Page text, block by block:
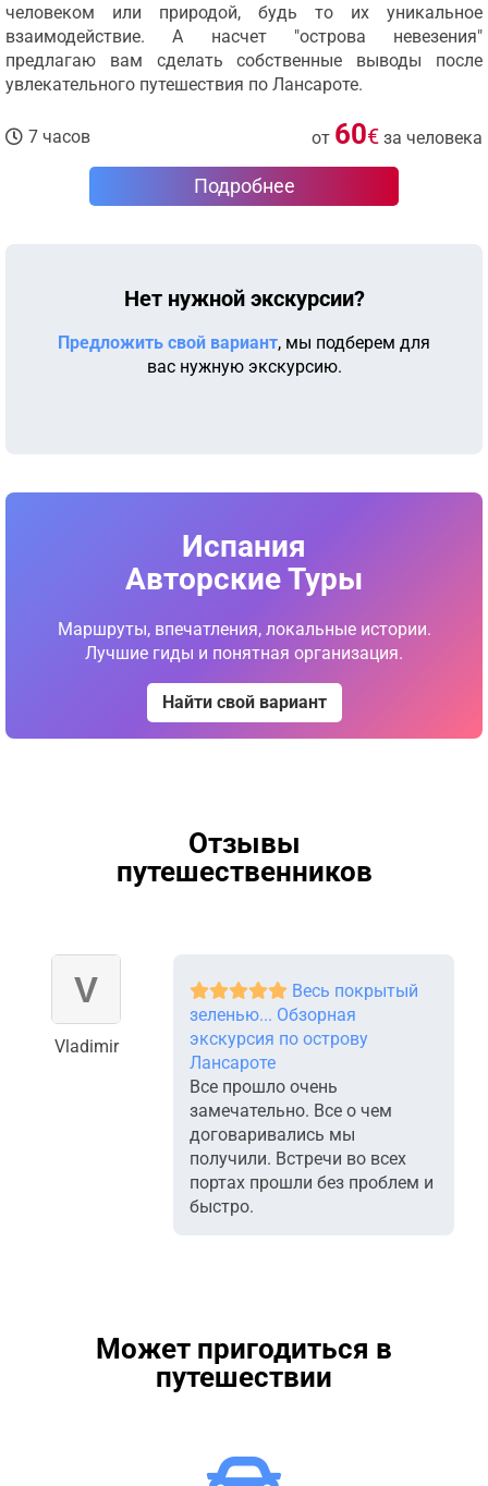
человеком или природой, будь то их уникальное
взаимодействие. А насчет "острова невезения"
предлагаю вам сделать собственные выводы после
увлекательного путешествия по Лансароте.
7 часов от 60€ за человека
Подробнее
Нет нужной экскурсии?
Предложить свой вариант, мы подберем для
вас нужную экскурсию.
Испания
Авторские Туры
Маршруты, впечатления, локальные истории.
Лучшие гиды и понятная организация.
Найти свой вариант
Отзывы
путешественников
Vladimir
Весь покрытый
зеленью... Обзорная
экскурсия по острову
Лансароте
Все прошло очень
замечательно. Все о чем
договаривались мы
получили. Встречи во всех
портах прошли без проблем и
быстро.
Может пригодиться в
путешествии